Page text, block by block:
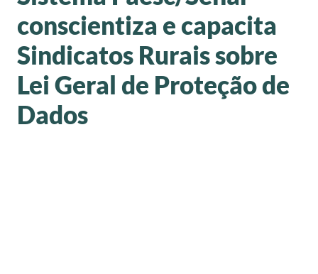
conscientiza e capacita
Sindicatos Rurais sobre
Lei Geral de Proteção de
Dados